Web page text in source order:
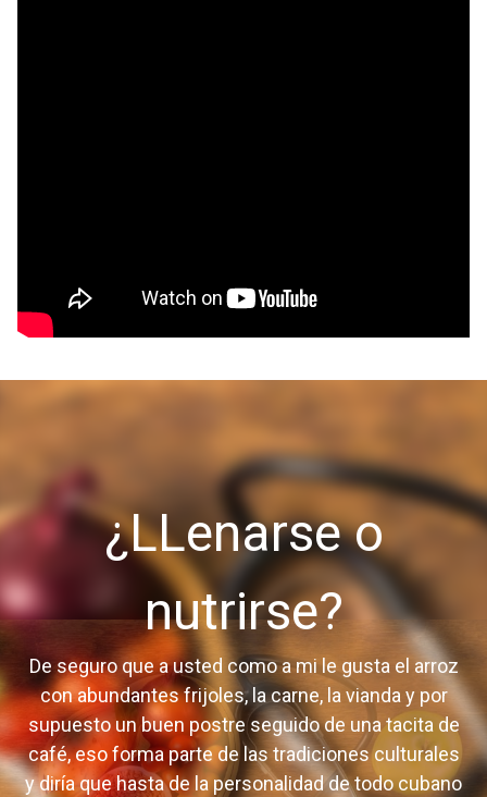
¿LLenarse o
nutrirse?
De seguro que a usted como a mi le gusta el arroz
con abundantes frijoles, la carne, la vianda y por
supuesto un buen postre seguido de una tacita de
café, eso forma parte de las tradiciones culturales
y diría que hasta de la personalidad de todo cubano